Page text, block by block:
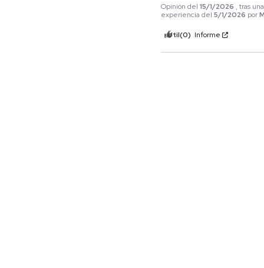
Opinión del15/1/2026 , tras una
experiencia del5/1/2026 por
Útil(0) Informe